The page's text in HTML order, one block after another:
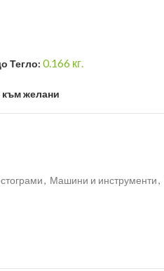
Тегло: 0.166 кг.
желани
, Машини и инструменти,